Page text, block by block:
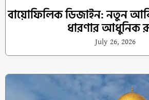
বায়োফিলিক ডিজাইন: নতুন
ধারণার আধুনিক
July 26, 2026